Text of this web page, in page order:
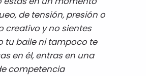
de tensión, presión o
creativo y no sientes
tu baile ni tampoco te
en él, entras en una
competencia